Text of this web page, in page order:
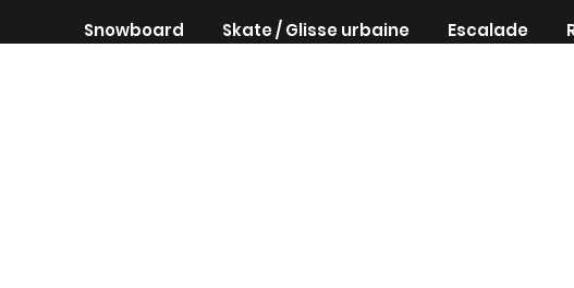
Snowboard Skate / Glisse urbaine Escalade